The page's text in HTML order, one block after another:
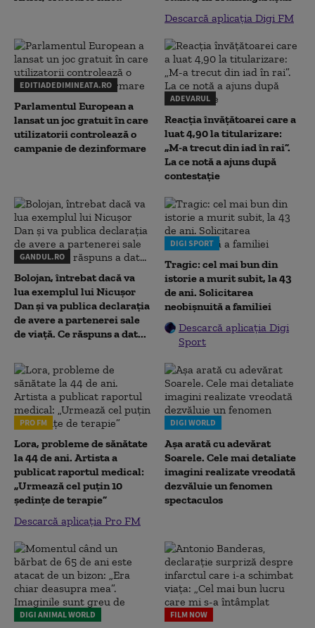
Descarcă aplicația Digi FM
EDITIADEDIMINEATA.RO
Parlamentul European a
lansat un joc gratuit în care
utilizatorii controlează o
campanie de dezinformare
ADEVARUL
Reacția învățătoarei care a
luat 4,90 la titularizare:
„M-a trecut din iad în rai”.
La ce notă a ajuns după
contestație
GANDUL.RO
Bolojan, întrebat dacă va
lua exemplul lui Nicușor
Dan și va publica declarația
de avere a partenerei sale
de viață. Ce răspuns a dat...
DIGI SPORT
Tragic: cel mai bun din
istorie a murit subit, la 43
de ani. Solicitarea
neobișnuită a familiei
Descarcă aplicația Digi
Sport
PRO FM
Lora, probleme de sănătate
la 44 de ani. Artista a
publicat raportul medical:
„Urmează cel puțin 10
ședințe de terapie”
Descarcă aplicația Pro FM
DIGI WORLD
Așa arată cu adevărat
Soarele. Cele mai detaliate
imagini realizate vreodată
dezvăluie un fenomen
spectaculos
DIGI ANIMAL WORLD FILM NOW